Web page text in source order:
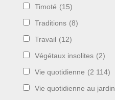
Timoté (15)
Traditions (8)
Travail (12)
Végétaux insolites (2)
Vie quotidienne (2 114)
Vie quotidienne au jardin